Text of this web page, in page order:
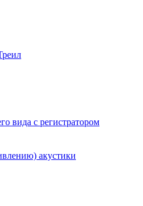
вида с регистратором
акустики